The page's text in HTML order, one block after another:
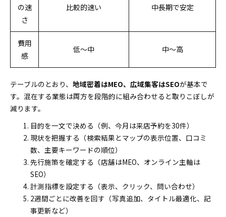
の速
さ
比較的速い 中長期で安定
費用
感
低〜中 中〜高
テーブルのとおり、 地域密着はMEO、広域集客はSEOが基本で
す。混在する業態は両方を段階的に組み合わせると取りこぼしが
減ります。
目的を一文で決める（例、今月は来店予約を30件）
現状を把握する（検索結果とマップの表示位置、口コミ
数、主要キーワードの順位）
先行施策を確定する（店舗はMEO、オンライン主軸は
SEO）
計測指標を設定する（表示、クリック、問い合わせ）
2週間ごとに改善を回す（写真追加、タイトル最適化、記
事更新など）